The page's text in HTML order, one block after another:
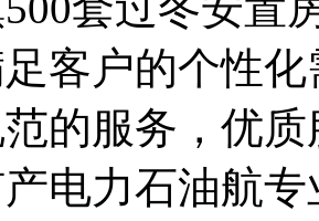
客户的个性
的服务，优
电力石油航